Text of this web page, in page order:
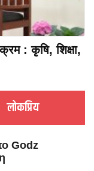
: कृषि, शिक्षा,
लोकप्रिय
Godz